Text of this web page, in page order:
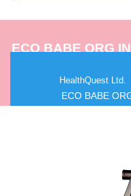
ECO BABE ORG
HealthQuest Ltd.
ECO BABE